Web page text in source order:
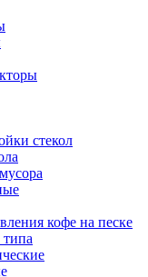
стекол
кофе на песке